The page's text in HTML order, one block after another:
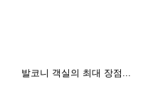
발코니 객실의 최대 장점...